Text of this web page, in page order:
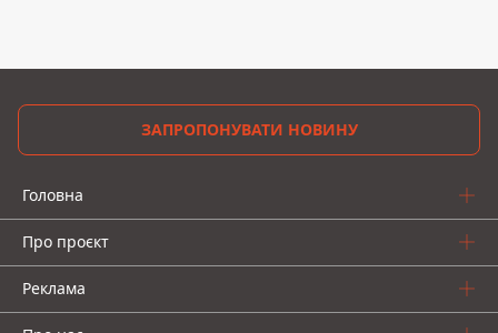
ЗАПРОПОНУВАТИ НОВИНУ
Головна
Про проєкт
Реклама